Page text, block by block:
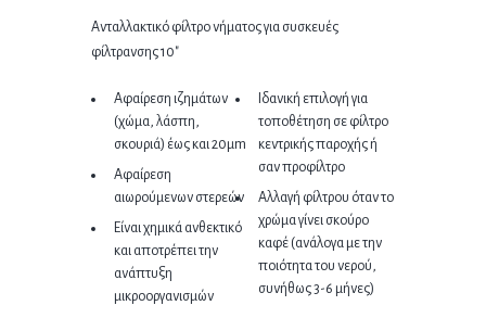
Ανταλλακτικό φίλτρο νήματος για συσκευές
φίλτρανσης 10″
Αφαίρεση ιζημάτων
(χώμα, λάσπη,
σκουριά) έως και 20μm
Αφαίρεση
αιωρούμενων στερεών
Είναι χημικά ανθεκτικό
και αποτρέπει την
ανάπτυξη
μικροοργανισμών
Ιδανική επιλογή για
τοποθέτηση σε φίλτρο
κεντρικής παροχής ή
σαν προφίλτρο
Αλλαγή φίλτρου όταν το
χρώμα γίνει σκούρο
καφέ (ανάλογα με την
ποιότητα του νερού,
συνήθως 3-6 μήνες)